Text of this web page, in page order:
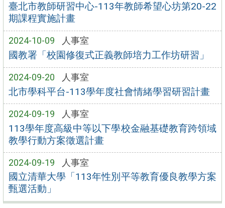
臺北市教師研習中心-113年教師希望心坊第20-22
期課程實施計畫
2024-10-09 人事室
國教署「校園修復式正義教師培力工作坊研習」
2024-09-20 人事室
北市學科平台-113學年度社會情緒學習研習計畫
2024-09-19 人事室
113學年度高級中等以下學校金融基礎教育跨領域
教學行動方案徵選計畫
2024-09-19 人事室
國立清華大學「113年性別平等教育優良教學方案
甄選活動」